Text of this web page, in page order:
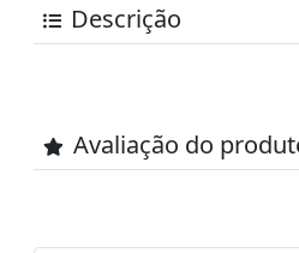
Descrição
Avaliação do